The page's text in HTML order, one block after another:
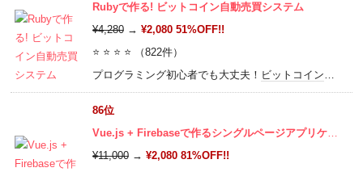
Rubyで作る! ビットコイン自動売買システム
¥4,280→ ¥2,080 51%OFF!!
⭐ ⭐ ⭐ ⭐ （822件）
プログラミング初心者でも大丈夫！ ビットコインをプロ
86位
Vue.js + Firebaseで作るシングルページアプリケーション
¥11,000→ ¥2,080 81%OFF!!